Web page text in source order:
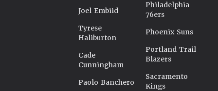
Joel Embiid
Tyrese
Haliburton
Cade
Cunningham
Paolo Banchero
Philadelphia
76ers
Phoenix Suns
Portland Trail
Blazers
Sacramento
Kings